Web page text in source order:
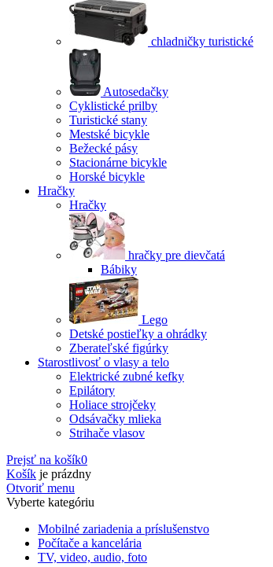
chladničky turistické
Autosedačky
Cyklistické prilby
Turistické stany
Mestské bicykle
Bežecké pásy
Stacionárne bicykle
Horské bicykle
Hračky
Hračky
hračky pre dievčatá
Bábiky
Lego
Detské postieľky a ohrádky
Zberateľské figúrky
Starostlivosť o vlasy a telo
Elektrické zubné kefky
Epilátory
Holiace strojčeky
Odsávačky mlieka
Strihače vlasov
Prejsť na košík0
Košík je prázdny
Otvoriť menu
Vyberte kategóriu
Mobilné zariadenia a príslušenstvo
Počítače a kancelária
TV, video, audio, foto